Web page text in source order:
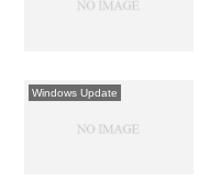
Windows Update